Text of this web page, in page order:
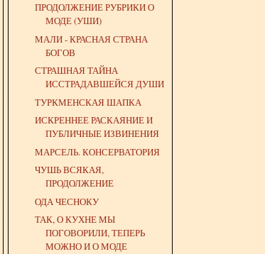
ПРОДОЛЖЕНИЕ РУБРИКИ О
МОДЕ (УШИ)
МАЛИ - КРАСНАЯ СТРАНА
БОГОВ
СТРАШНАЯ ТАЙНА
ИССТРАДАВШЕЙСЯ ДУШИ
ТУРКМЕНСКАЯ ШАПКА
ИСКРЕННЕЕ РАСКАЯНИЕ И
ПУБЛИЧНЫЕ ИЗВИНЕНИЯ
МАРСЕЛЬ. КОНСЕРВАТОРИЯ
ЧУШЬ ВСЯКАЯ,
ПРОДОЛЖЕНИЕ
ОДА ЧЕСНОКУ
ТАК, О КУХНЕ МЫ
ПОГОВОРИЛИ, ТЕПЕРЬ
МОЖНО И О МОДЕ